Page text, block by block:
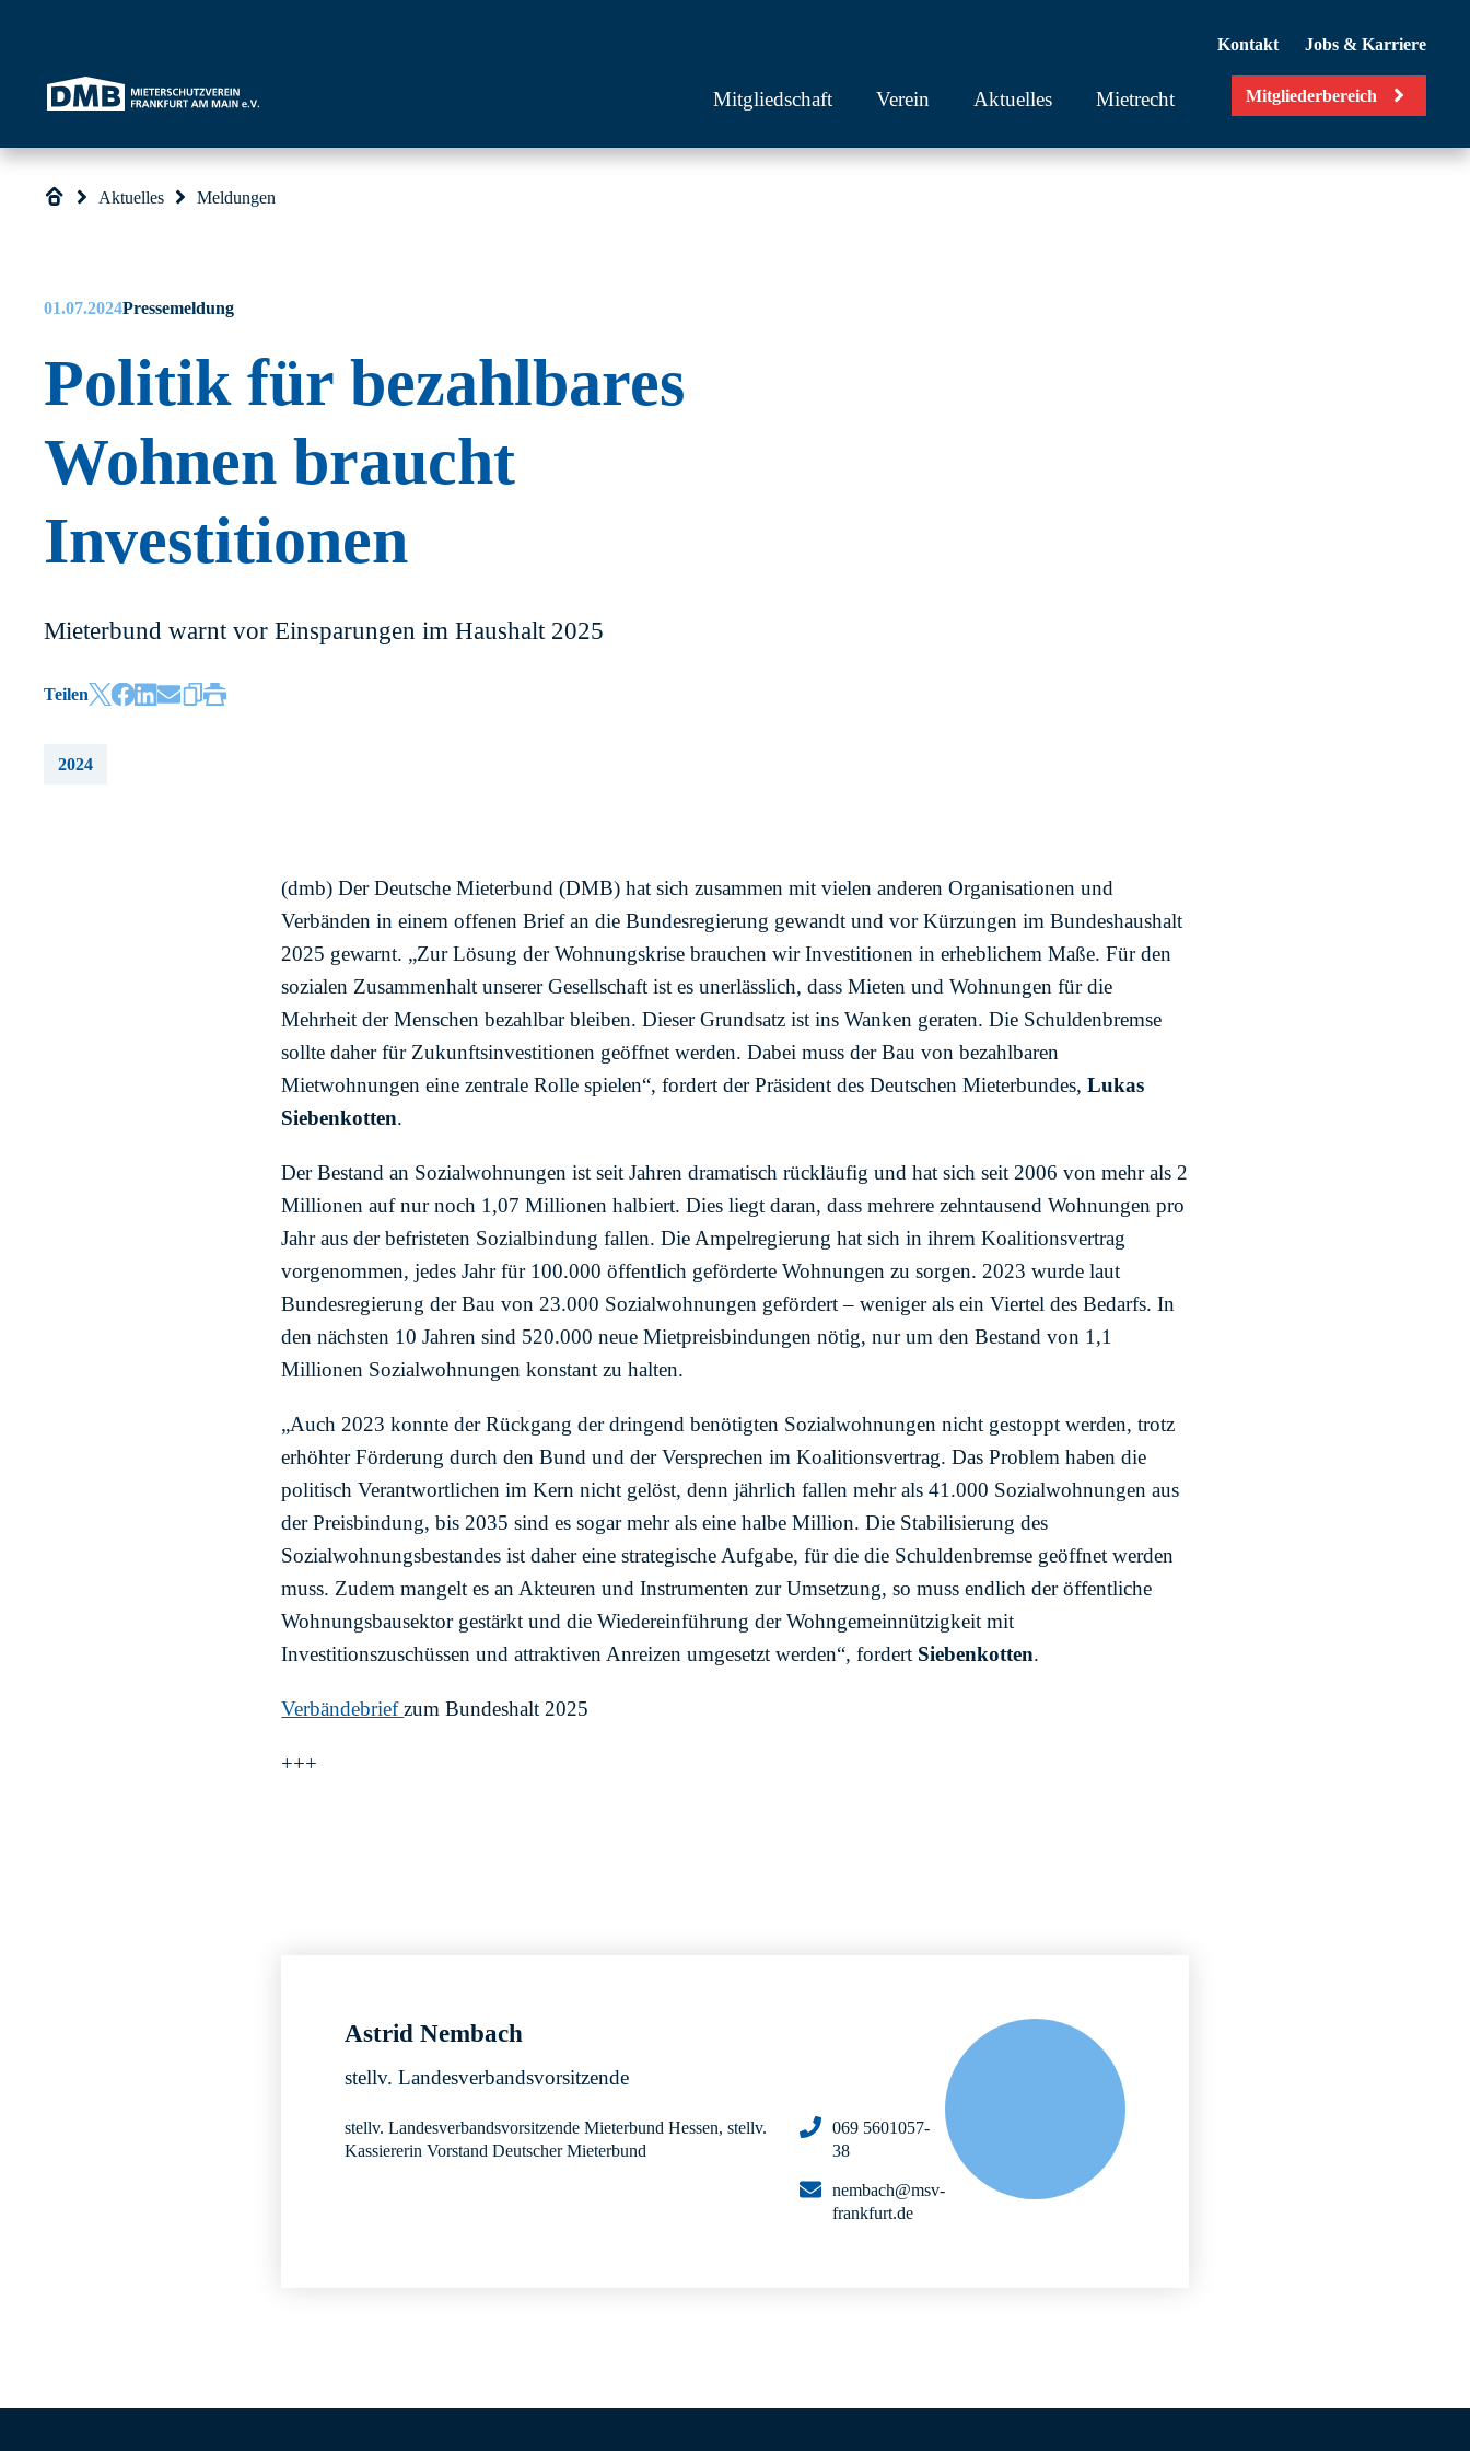
Mitgliederbereich
Mitgliedschaft Verein Aktuelles Mietrecht
Kontakt Jobs & Karriere
Aktuelles Meldungen
01.07.2024Pressemeldung
Politik für bezahlbares
Wohnen braucht
Investitionen
Mieterbund warnt vor Einsparungen im Haushalt 2025
Teilen
2024
(dmb) Der Deutsche Mieterbund (DMB) hat sich zusammen mit vielen anderen Organisationen und
Verbänden in einem offenen Brief an die Bundesregierung gewandt und vor Kürzungen im Bundeshaushalt
2025 gewarnt. „Zur Lösung der Wohnungskrise brauchen wir Investitionen in erheblichem Maße. Für den
sozialen Zusammenhalt unserer Gesellschaft ist es unerlässlich, dass Mieten und Wohnungen für die
Mehrheit der Menschen bezahlbar bleiben. Dieser Grundsatz ist ins Wanken geraten. Die Schuldenbremse
sollte daher für Zukunftsinvestitionen geöffnet werden. Dabei muss der Bau von bezahlbaren
Mietwohnungen eine zentrale Rolle spielen“, fordert der Präsident des Deutschen Mieterbundes,Lukas
Siebenkotten.
Der Bestand an Sozialwohnungen ist seit Jahren dramatisch rückläufig und hat sich seit 2006 von mehr als 2
Millionen auf nur noch 1,07 Millionen halbiert. Dies liegt daran, dass mehrere zehntausend Wohnungen pro
Jahr aus der befristeten Sozialbindung fallen. Die Ampelregierung hat sich in ihrem Koalitionsvertrag
vorgenommen, jedes Jahr für 100.000 öffentlich geförderte Wohnungen zu sorgen. 2023 wurde laut
Bundesregierung der Bau von 23.000 Sozialwohnungen gefördert – weniger als ein Viertel des Bedarfs. In
den nächsten 10 Jahren sind 520.000 neue Mietpreisbindungen nötig, nur um den Bestand von 1,1
Millionen Sozialwohnungen konstant zu halten.
„Auch 2023 konnte der Rückgang der dringend benötigten Sozialwohnungen nicht gestoppt werden, trotz
erhöhter Förderung durch den Bund und der Versprechen im Koalitionsvertrag. Das Problem haben die
politisch Verantwortlichen im Kern nicht gelöst, denn jährlich fallen mehr als 41.000 Sozialwohnungen aus
der Preisbindung, bis 2035 sind es sogar mehr als eine halbe Million. Die Stabilisierung des
Sozialwohnungsbestandes ist daher eine strategische Aufgabe, für die die Schuldenbremse geöffnet werden
muss. Zudem mangelt es an Akteuren und Instrumenten zur Umsetzung, so muss endlich der öffentliche
Wohnungsbausektor gestärkt und die Wiedereinführung der Wohngemeinnützigkeit mit
Investitionszuschüssen und attraktiven Anreizen umgesetzt werden“, fordert Siebenkotten.
Verbändebriefzum Bundeshalt 2025
+++
Astrid Nembach
stellv. Landesverbandsvorsitzende
stellv. Landesverbandsvorsitzende Mieterbund Hessen, stellv.
Kassiererin Vorstand Deutscher Mieterbund
069 5601057-
38
nembach@msv-
frankfurt.de